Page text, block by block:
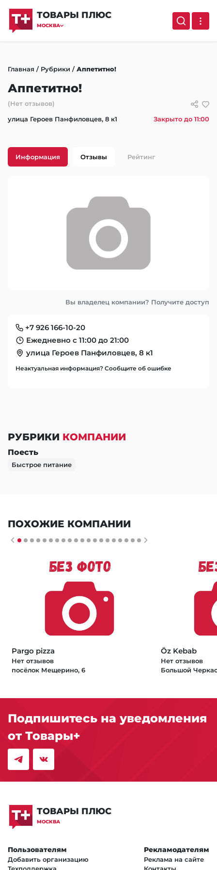
ТОВАРЫ ПЛЮС
МОСКВА
Главная / Рубрики /Аппетитно!
Аппетитно!
(Нет отзывов)
улица Героев Панфиловцев, 8 к1
Закрыто до 11:00
Информация Отзывы Рейтинг
Вы владелец компании? Получите доступ
+7 926 166-10-20
Ежедневно с 11:00 до 21:00
улица Героев Панфиловцев, 8 к1
Неактуальная информация? Сообщите об ошибке
РУБРИКИ КОМПАНИИ
Поесть
Быстрое питание
ПОХОЖИЕ КОМПАНИИ
Pargo pizza
Нет отзывов
посёлок Мещерино, 6
Öz Kebab
Нет отзывов
Большой
Подпишитесь на уведомления
от Товары+
ТОВАРЫ ПЛЮС
МОСКВА
Пользователям
Добавить организацию
Рекламодателям
Реклама на сайте